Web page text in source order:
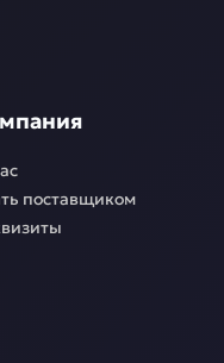
поставщиком